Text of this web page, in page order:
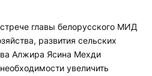
главы белорусского МИД
развития сельских
Алжира Ясина Мехди
увеличить